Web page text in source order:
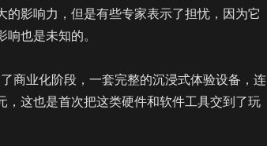
的影响力，但是有些专家表示了担忧，因为它
也是未知的。
商业化阶段，一套完整的沉浸式体验设备，连
，这也是首次把这类硬件和软件工具交到了玩